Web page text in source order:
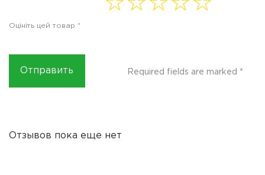
Required fields are marked *
Оцініть цей товар *
1 of
2 of
3 of
4
5 of
Отзывов пока еще нет